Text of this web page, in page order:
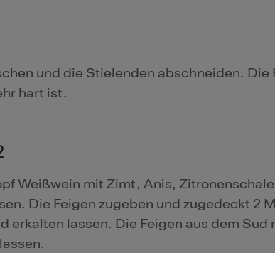
und die Stielenden abschneiden.
hart ist.
Weißwein mit Zimt, Anis,
Die Feigen zugeben und zugedeckt 2
erkalten lassen. Die Feigen aus dem